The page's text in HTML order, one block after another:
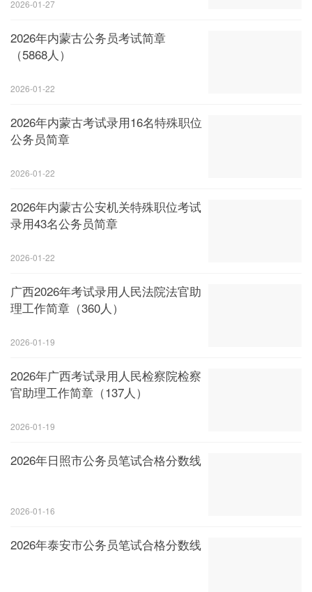
2026-01-27
2026年内蒙古公务员考试简章
（5868人）
2026-01-22
2026年内蒙古考试录用16名特殊职位
公务员简章
2026-01-22
2026年内蒙古公安机关特殊职位考试
录用43名公务员简章
2026-01-22
广西2026年考试录用人民法院法官助
理工作简章（360人）
2026-01-19
2026年广西考试录用人民检察院检察
官助理工作简章（137人）
2026-01-19
2026年日照市公务员笔试合格分数线
2026-01-16
2026年泰安市公务员笔试合格分数线